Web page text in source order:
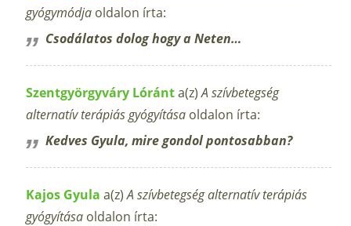
gyógymódja oldalon írta:
Csodálatos dolog hogy a Neten…
Szentgyörgyváry Lóránta(z)A szívbetegség
alternatív terápiás gyógyítása oldalon írta:
Kedves Gyula, mire gondol pontosabban?
Kajos Gyula a(z)A szívbetegség alternatív terápiás
gyógyítása oldalon írta: